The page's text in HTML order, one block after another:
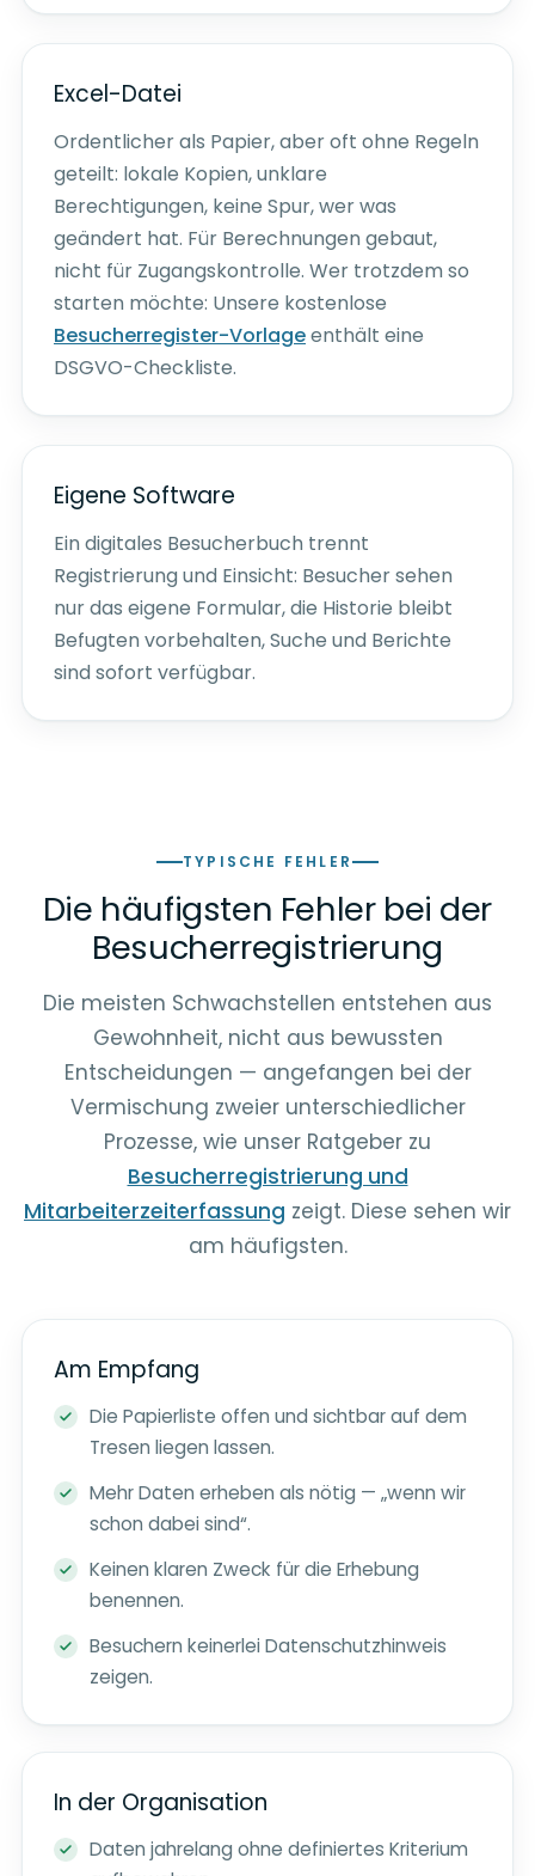
Excel-Datei
Ordentlicher als Papier, aber oft ohne Regeln
geteilt: lokale Kopien, unklare
Berechtigungen, keine Spur, wer was
geändert hat. Für Berechnungen gebaut,
nicht für Zugangskontrolle. Wer trotzdem so
starten möchte: Unsere kostenlose
Besucherregister-Vorlageenthält eine
DSGVO-Checkliste.
Eigene Software
Ein digitales Besucherbuch trennt
Registrierung und Einsicht: Besucher sehen
nur das eigene Formular, die Historie bleibt
Befugten vorbehalten, Suche und Berichte
sind sofort verfügbar.
TYPISCHE FEHLER
Die häufigsten Fehler bei der
Besucherregistrierung
Die meisten Schwachstellen entstehen aus
Gewohnheit, nicht aus bewussten
Entscheidungen — angefangen bei der
Vermischung zweier unterschiedlicher
Prozesse, wie unser Ratgeber zu
Besucherregistrierung und
Mitarbeiterzeiterfassung zeigt. Diese sehen wir
am häufigsten.
Am Empfang
Die Papierliste offen und sichtbar auf dem
Tresen liegen lassen.
Mehr Daten erheben als nötig — „wenn wir
schon dabei sind“.
Keinen klaren Zweck für die Erhebung
benennen.
Besuchern keinerlei Datenschutzhinweis
zeigen.
In der Organisation
Daten jahrelang ohne definiertes Kriterium